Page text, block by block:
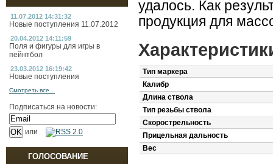
11.07.2012 14:31:32
Новые поступления 11.07.2012
20.04.2012 14:11:59
Поля и фигуры для игры в
пейнтбол
23.03.2012 16:19:42
Новые поступления
Смотреть все...
Подписаться на новости:
или
ГОЛОСОВАНИЕ
удалось. Как
продукция для
Тип маркера
Калибр
Длина ствола
Тип резьбы ствола
Скорострельность
Прицельная дальность
Вес